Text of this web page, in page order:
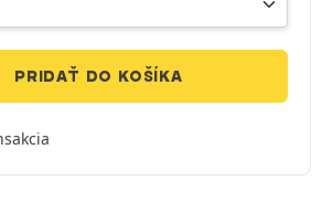
PRIDAŤ DO KOŠÍKA